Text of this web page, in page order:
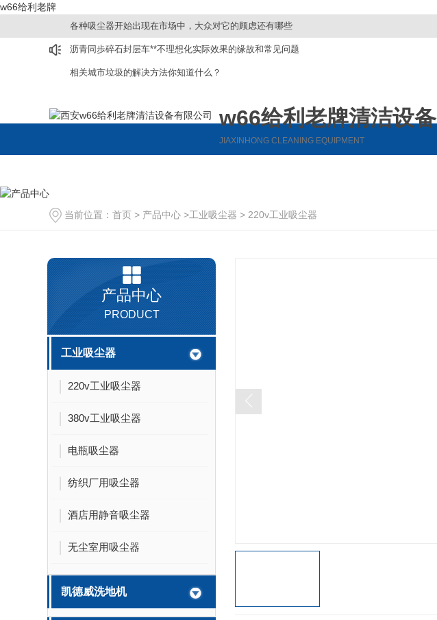
w66给利老牌
各种吸尘器开始出现在市场中，大众对它的顾虑还有哪些
沥青同歩碎石封层车**不理想化实际效果的缘故和常见问题
相关城市垃圾的解决方法你知道什么？
w66给利老牌清洁设备
JIAXINHONG CLEANING EQUIPMENT
驾驶式洗地机
手推式洗地机
手推式扫地机
当前位置： 首页 > 产品中心 >工业吸尘器 > 220v工业吸尘器
产品中心
PRODUCT
工业吸尘器
220v工业吸尘器
380v工业吸尘器
电瓶吸尘器
纺织厂用吸尘器
酒店用静音吸尘器
无尘室用吸尘器
凯德威洗地机